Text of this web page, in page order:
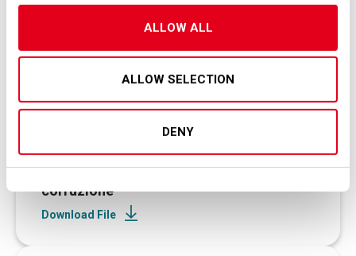
ALLOW ALL
ALLOW SELECTION
DENY
previsione non è applicabile a SEA.
Documenti correlati
Politica per la prevenzione della
corruzione
Download File